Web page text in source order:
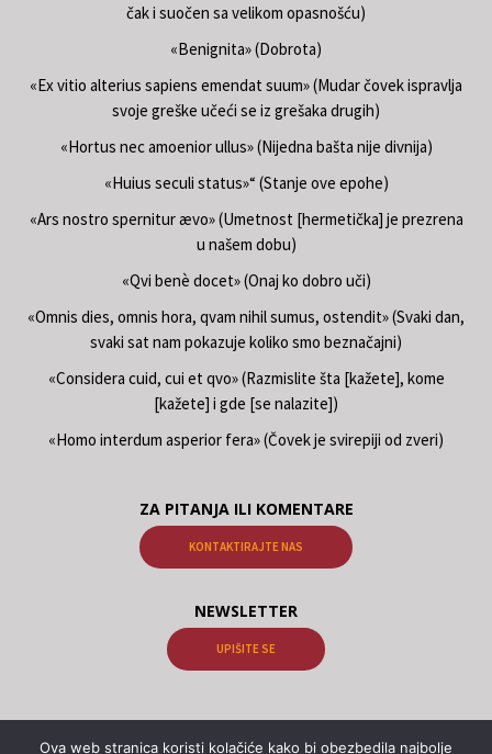
čak i suočen sa velikom opasnošću)
«Benignita» (Dobrota)
«Ex vitio alterius sapiens emendat suum» (Mudar čovek ispravlja
svoje greške učeći se iz grešaka drugih)
«Hortus nec amoenior ullus» (Nijedna bašta nije divnija)
«Huius seculi status»“ (Stanje ove epohe)
«Ars nostro spernitur ævo» (Umetnost [hermetička] je prezrena
u našem dobu)
«Qvi benè docet» (Onaj ko dobro uči)
«Omnis dies, omnis hora, qvam nihil sumus, ostendit» (Svaki dan,
svaki sat nam pokazuje koliko smo beznačajni)
«Considera cuid, cui et qvo» (Razmislite šta [kažete], kome
[kažete] i gde [se nalazite])
«Homo interdum asperior fera» (Čovek je svirepiji od zveri)
ZA PITANJA ILI KOMENTARE
KONTAKTIRAJTE NAS
NEWSLETTER
UPIŠITE SE
Ova web stranica koristi kolačiće kako bi obezbedila najbolje